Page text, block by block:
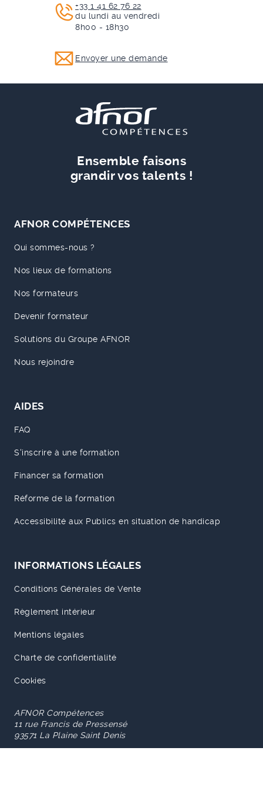
+33 1 41 62 76 22
du lundi au vendredi
8h00 - 18h30
Envoyer une demande
Ensemble faisons
grandir vos talents !
AFNOR COMPÉTENCES
Qui sommes-nous ?
Nos lieux de formations
Nos formateurs
Devenir formateur
Solutions du Groupe AFNOR
Nous rejoindre
AIDES
FAQ
S'inscrire à une formation
Financer sa formation
Réforme de la formation
Accessibilité aux Publics en situation de handicap
INFORMATIONS LÉGALES
Conditions Générales de Vente
Règlement intérieur
Mentions légales
Charte de confidentialité
Cookies
AFNOR Compétences
11 rue Francis de Pressensé
93571 La Plaine Saint Denis